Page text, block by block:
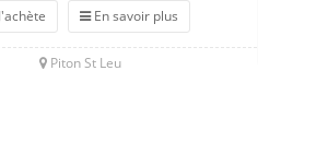
J'achète En savoir plus
Piton St Leu